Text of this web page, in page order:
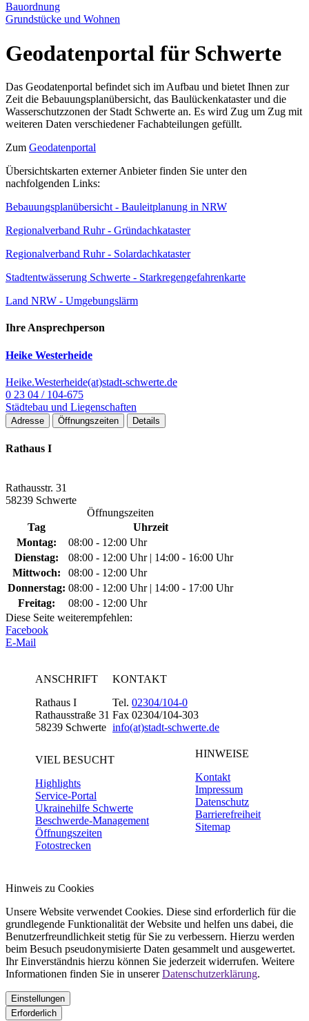
Bauordnung
Grundstücke und Wohnen
Geodatenportal für Schwerte
Das Geodatenportal befindet sich im Aufbau und bietet Ihnen zur
Zeit die Bebauungsplanübersicht, das Baulückenkataster und die
Wasserschutzzonen der Stadt Schwerte an. Es wird Zug um Zug mit
weiteren Daten verschiedener Fachabteilungen gefüllt.
Zum Geodatenportal
Übersichtskarten externer Anbieter finden Sie unter den
nachfolgenden Links:
Bebauungsplanübersicht - Bauleitplanung in NRW
Regionalverband Ruhr - Gründachkataster
Regionalverband Ruhr - Solardachkataster
Stadtentwässerung Schwerte - Starkregengefahrenkarte
Land NRW - Umgebungslärm
Ihre Ansprechperson
Heike Westerheide
Heike.Westerheide(at)stadt-schwerte.de
0 23 04 / 104-675
Städtebau und Liegenschaften
Adresse Öffnungszeiten Details
Rathaus I
Rathausstr. 31
58239 Schwerte
Öffnungszeiten
Tag
Uhrzeit
Montag:
08:00 - 12:00 Uhr
Dienstag:
08:00 - 12:00 Uhr | 14:00 - 16:00 Uhr
Mittwoch:
08:00 - 12:00 Uhr
Donnerstag: 08:00 - 12:00 Uhr | 14:00 - 17:00 Uhr
Freitag:
08:00 - 12:00 Uhr
Diese Seite weiterempfehlen:
Facebook
E-Mail
ANSCHRIFT
Rathaus I
Rathausstraße 31
58239 Schwerte
KONTAKT
Tel. 02304/104-0
Fax 02304/104-303
info(at)stadt-schwerte.de
VIEL BESUCHT
Highlights
Service-Portal
Ukrainehilfe Schwerte
Beschwerde-Management
Öffnungszeiten
Fotostrecken
HINWEISE
Kontakt
Impressum
Datenschutz
Barrierefreiheit
Sitemap
Hinweis zu Cookies
Unsere Website verwendet Cookies. Diese sind erforderlich für die
grundlegende Funktionalität der Website und helfen uns dabei, die
Benutzerfreundlichkeit stetig für Sie zu verbessern. Hierzu werden
beim Besuch pseudonymisierte Daten gesammelt und ausgewertet.
Ihr Einverständnis hierzu können Sie jederzeit widerrufen. Weitere
Informationen finden Sie in unsererDatenschutzerklärung.
Einstellungen
Erforderlich